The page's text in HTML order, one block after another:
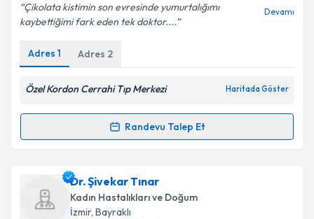
Kişisel verilerimin işlenmesine ilişkin
Metni'ni okudum ve kişisel verilerimin belirtilen
kapsamda işlenmesini kabul ediyorum.
Takvim Talebini Gönder
Çikolata kistimin son evresinde yumurtalığımı
kaybettiğimi fark eden tek doktor....
Devamı
Adres 1 Adres 2
Özel Kordon Cerrahi Tıp Merkezi Haritada Göster
Randevu Talep Et
Randevu Takvimi Talebi
Dr. Cavit Mete Tarcaniçin randevu takvimi talebi
oluşturun. Size bu uzmandan randevu almanız için bir
takvim hazırlandığında e-posta ile bilgilendireceğiz.
Dr. Şivekar Tınar
Kadın Hastalıkları ve Doğum
İzmir, Bayraklı